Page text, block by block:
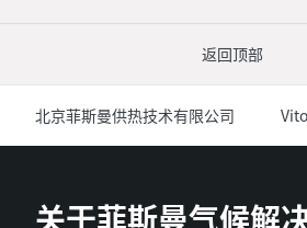
返回顶部
北京菲斯曼供热技术有限公司
关于菲斯曼气候解